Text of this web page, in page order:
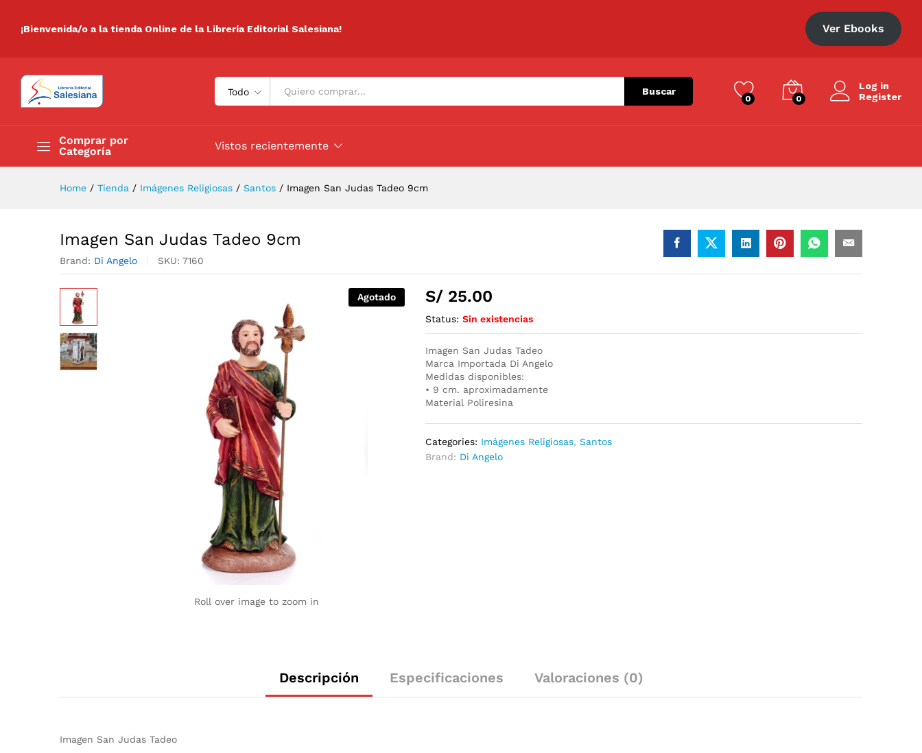
¡Bienvenida/o a la tienda Online de la Librería Editorial Salesiana! Ver Ebooks
Todo Buscar
0 0
Log in
Register
Comprar por
Categoría
Promociones
Vistos recientemente
Home / Tienda / Imágenes Religiosas / Santos / Imagen San Judas Tadeo 9cm
Imagen San Judas Tadeo 9cm
Brand: Di Angelo SKU: 7160
Agotado
Roll over image to zoom in
S/ 25.00
Status: Sin existencias
Imagen San Judas Tadeo
Marca Importada Di Angelo
Medidas disponibles:
• 9 cm. aproximadamente
Material Poliresina
Categories: Imágenes Religiosas,Santos
Brand: Di Angelo
Descripción Especificaciones Valoraciones (0)
Imagen San Judas Tadeo